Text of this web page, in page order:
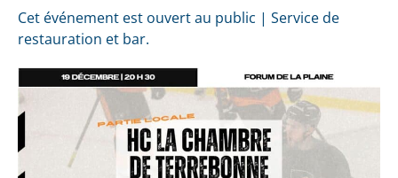
Cet événement est ouvert au public | Service de
restauration et bar.